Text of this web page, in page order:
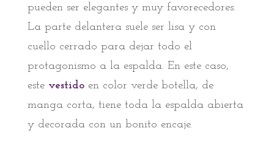
pueden ser elegantes y muy favorecedores.
La parte delantera suele ser lisa y con
cuello cerrado para dejar todo el
protagonismo a la espalda. En este caso,
este vestido en color verde botella, de
manga corta, tiene toda la espalda abierta
y decorada con un bonito encaje.